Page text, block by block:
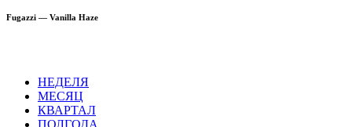
Fugazzi — Vanilla Haze
НЕДЕЛЯ
МЕСЯЦ
КВАРТАЛ
ПОЛГОДА